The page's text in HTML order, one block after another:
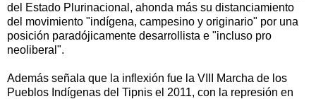
del Estado Plurinacional, ahonda más su distanciamiento
del movimiento "indígena, campesino y originario" por una
posición paradójicamente desarrollista e "incluso pro
neoliberal".
Además señala que la inflexión fue la VIII Marcha de los
Pueblos Indígenas del Tipnis el 2011, con la represión en